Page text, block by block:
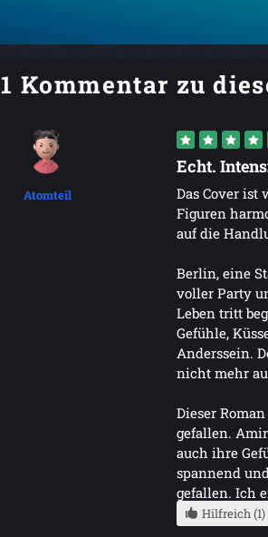
1 Kommentar zu
Atomteil
Echt.
Das Cover
Figuren
auf die
Berlin, eine
voller Party
Leben tritt
Gefühle,
Anderssein.
nicht mehr
Dieser
gefallen.
auch ihre
spannend
gefallen. Ich
Hilfreich (1)